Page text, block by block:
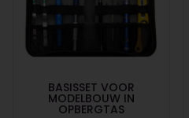
BASISSET VOOR
MODELBOUW IN
OPBERGTAS